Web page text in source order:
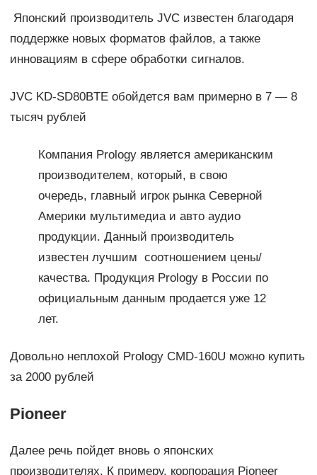
Японский производитель JVC известен благодаря
поддержке новых форматов файлов, а также
инновациям в сфере обработки сигналов.
JVC KD-SD80BTE обойдется вам примерно в 7 — 8
тысяч рублей
Компания Prology является американским
производителем, который, в свою
очередь, главный игрок рынка Северной
Америки мультимедиа и авто аудио
продукции. Данный производитель
известен лучшим соотношением цены/
качества. Продукция Prology в России по
официальным данным продается уже 12
лет.
Довольно неплохой Prology CMD-160U можно купить
за 2000 рублей
Pioneer
Далее речь пойдет вновь о японских
производителях. К примеру, корпорация Pioneer